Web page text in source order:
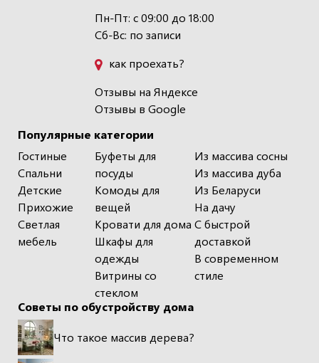
Популярные категории
Гостиные
Спальни
Детские
Прихожие
Светлая
мебель
Буфеты для
посуды
Комоды для
вещей
Кровати для дома
Шкафы для
одежды
Витрины со
стеклом
Из массива сосны
Из массива дуба
Из Беларуси
На дачу
С быстрой
доставкой
В современном
стиле
Пн-Пт: с 09:00 до 18:00
Сб-Вс: по записи
как проехать?
Отзывы на Яндексе
Отзывы в Google
Советы по обустройству дома
Что такое массив дерева?